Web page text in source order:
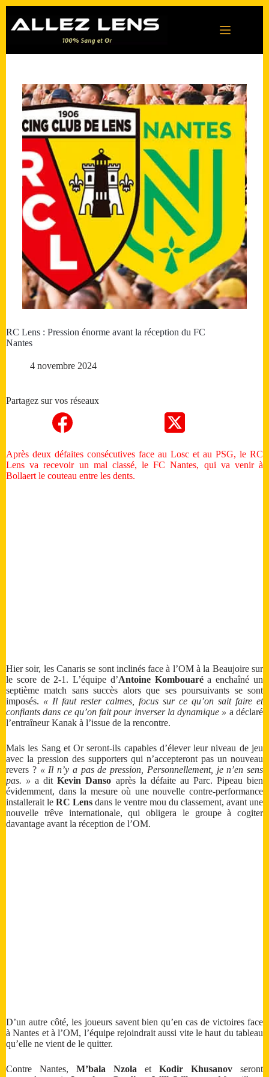
contenu
RC Lens : Pression énorme avant la réception du FC
Nantes
4 novembre 2024
Partagez sur vos réseaux
Après deux défaites consécutives face au Losc et au PSG, le RC
Lens va recevoir un mal classé, le FC Nantes, qui va venir à
Bollaert le couteau entre les dents.
Hier soir, les Canaris se sont inclinés face à l’OM à la Beaujoire sur
le score de 2-1. L’équipe d’Antoine Kombouaréa enchaîné un
septième match sans succès alors que ses poursuivants se sont
imposés. « Il faut rester calmes, focus sur ce qu’on sait faire et
confiants dans ce qu’on fait pour inverser la dynamique » a déclaré
l’entraîneur Kanak à l’issue de la rencontre.
Mais les Sang et Or seront-ils capables d’élever leur niveau de jeu
avec la pression des supporters qui n’accepteront pas un nouveau
revers ? « Il n’y a pas de pression, Personnellement, je n’en sens
pas. » a ditKevin Danso après la défaite au Parc. Pipeau bien
évidemment, dans la mesure où une nouvelle contre-performance
installerait le RC Lens dans le ventre mou du classement, avant une
nouvelle trêve internationale, qui obligera le groupe à cogiter
davantage avant la réception de l’OM.
D’un autre côté, les joueurs savent bien qu’en cas de victoires face
à Nantes et à l’OM, l’équipe rejoindrait aussi vite le haut du tableau
qu’elle ne vient de le quitter.
Contre Nantes, M’bala Nzola et Kodir Khusanov seront